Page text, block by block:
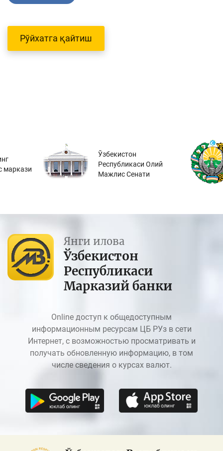
Рўйхатга қайтиш
маркази
Ўзбекистон
Республикаси Олий
Мажлис Сенати
Янги илова
Ўзбекистон
Республикаси
Марказий банки
Online доступ к общедоступным
информационным ресурсам ЦБ РУз в сети
Интернет, с возможностью просматривать и
получать обновленную информацию, в том
числе сведения о курсах валют.